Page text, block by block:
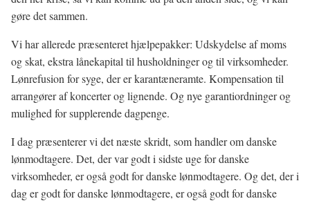
gøre det sammen.
Vi har allerede præsenteret hjælpepakker: Udskydelse af moms
og skat, ekstra lånekapital til husholdninger og til virksomheder.
Lønrefusion for syge, der er karantæneramte. Kompensation til
arrangører af koncerter og lignende. Og nye garantiordninger og
mulighed for supplerende dagpenge.
I dag præsenterer vi det næste skridt, som handler om danske
lønmodtagere. Det, der var godt i sidste uge for danske
virksomheder, er også godt for danske lønmodtagere. Og det, der i
dag er godt for danske lønmodtagere, er også godt for danske